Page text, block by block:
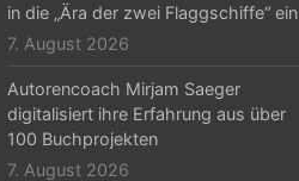
in die „Ära der zwei Flaggschiffe“ ein
7. August 2026
Autorencoach Mirjam Saeger
digitalisiert ihre Erfahrung aus über
100 Buchprojekten
7. August 2026